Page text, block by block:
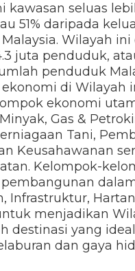
kawasan seluas
51% daripada
Wilayah
juta penduduk,
penduduk
di Wilayah
ekonomi
Gas &
Tani,
Keusahawanan
Kelompok-
Infrastruktur,
menjadikan
destinasi yang
dan gaya